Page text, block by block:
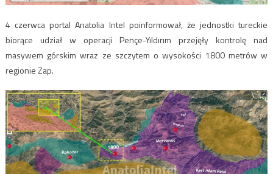
4 czerwca portal Anatolia Intel poinformował, że jednostki tureckie
biorące udział w operacji Pençe-Yıldırım przejęły kontrolę nad
masywem górskim wraz ze szczytem o wysokości 1800 metrów w
regionie Zap.